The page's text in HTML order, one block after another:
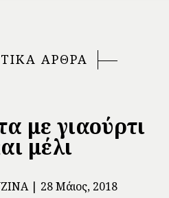
ΑΡΘΡΑ
με γιαούρτι
μέλι
28 Μάιος, 2018